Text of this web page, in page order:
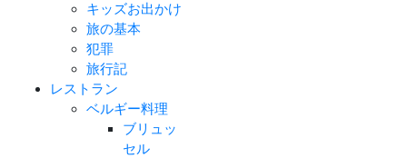
キッズお出かけ
旅の基本
犯罪
旅行記
レストラン
ベルギー料理
ブリュッ
セル